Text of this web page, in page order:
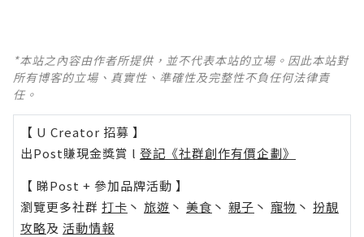
*本站之內容由作者所提供，並不代表本站的立場。因此本站對
所有博客的立場、真實性、準確性及完整性不負任何法律責
任。
【 U Creator 招募 】
出Post賺現金獎賞 l 登記《社群創作有價企劃》
【 睇Post + 參加品牌活動 】
瀏覽更多社群 打卡 丶 旅遊 丶 美食 丶 親子 丶 寵物 丶 扮靚
攻略及 活動情報